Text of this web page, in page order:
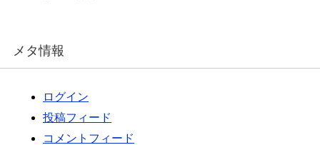
メタ情報
ログイン
投稿フィード
コメントフィード